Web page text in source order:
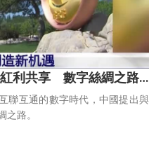
紅利共享 數字絲綢之路
聯互通的數字時代，中國提出與
路。